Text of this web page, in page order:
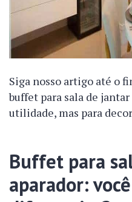
Siga nosso artigo até o
buffet para sala de
utilidade, mas para
Buffet para
aparador: